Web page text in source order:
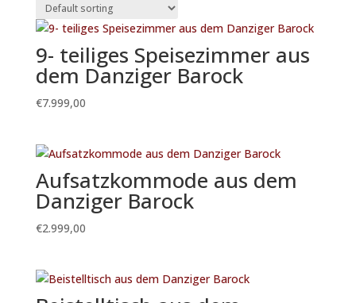
9- teiliges Speisezimmer aus
dem Danziger Barock
€7.999,00
Aufsatzkommode aus dem
Danziger Barock
€2.999,00